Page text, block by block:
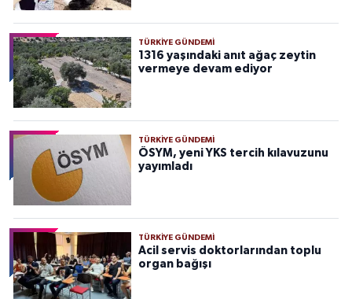
TÜRKIYE GÜNDEMI
1316 yaşındaki anıt ağaç zeytin
vermeye devam ediyor
TÜRKIYE GÜNDEMI
ÖSYM, yeni YKS tercih kılavuzunu
yayımladı
TÜRKIYE GÜNDEMI
Acil servis doktorlarından toplu
organ bağışı